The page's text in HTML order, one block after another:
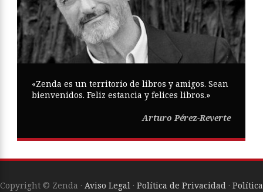
«Zenda es un territorio de libros y amigos. Sean
bienvenidos. Feliz estancia y felices libros.»
Arturo Pérez-Reverte
Copyright © Zenda · Aviso Legal · Política de Privacidad · Política